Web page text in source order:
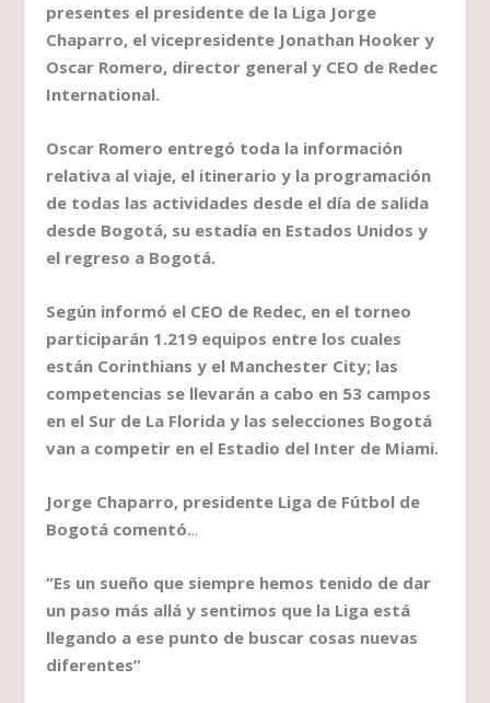
presentes el presidente de la Liga Jorge
Chaparro, el vicepresidente Jonathan Hooker y
Oscar Romero, director general y CEO de Redec
International.
Oscar Romero entregó toda la información
relativa al viaje, el itinerario y la programación
de todas las actividades desde el día de salida
desde Bogotá, su estadía en Estados Unidos y
el regreso a Bogotá.
Según informó el CEO de Redec, en el torneo
participarán 1.219 equipos entre los cuales
están Corinthians y el Manchester City; las
competencias se llevarán a cabo en 53 campos
en el Sur de La Florida y las selecciones Bogotá
van a competir en el Estadio del Inter de Miami.
Jorge Chaparro, presidente Liga de Fútbol de
Bogotá comentó...
“Es un sueño que siempre hemos tenido de dar
un paso más allá y sentimos que la Liga está
llegando a ese punto de buscar cosas nuevas
diferentes”